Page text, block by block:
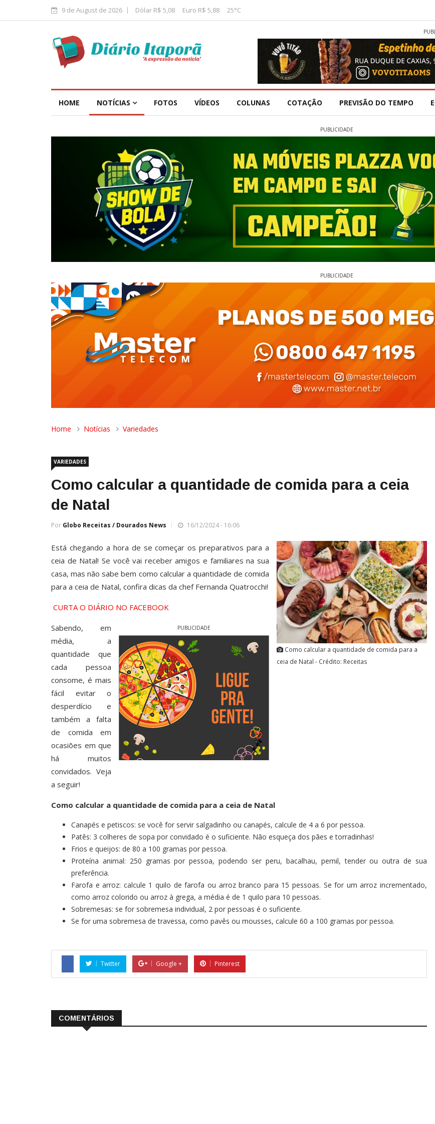
9 de August de 2026 Dólar R$ 5,08 Euro R$ 5,88 25°C
HOME NOTÍCIAS FOTOS VÍDEOS COLUNAS COTAÇÃO PREVISÃO DO TEMPO
PUBLICIDADE
PUBLICIDADE
Home Notícias Variedades
VARIEDADES
Como calcular a quantidade de comida para a ceia
de Natal
Por Globo Receitas / Dourados News 16/12/2024 - 16:06
Como calcular a quantidade de comida para a
ceia de Natal - Crédito: Receitas
Está chegando a hora de se começar os preparativos para a
ceia de Natal! Se você vai receber amigos e familiares na sua
casa, mas não sabe bem como calcular a quantidade de comida
para a ceia de Natal, confira dicas da chef Fernanda Quatrocchi!
CURTA O DIÁRIO NO FACEBOOK
PUBLICIDADE
Sabendo, em
média, a
quantidade que
cada pessoa
consome, é mais
fácil evitar o
desperdício e
também a falta
de comida em
ocasiões em que
há muitos
convidados. Veja
a seguir!
Como calcular a quantidade de comida para a ceia de Natal
Canapés e petiscos: se você for servir salgadinho ou canapés, calcule de 4 a 6 por pessoa.
Patês: 3 colheres de sopa por convidado é o suficiente. Não esqueça dos pães e torradinhas!
Frios e queijos: de 80 a 100 gramas por pessoa.
Proteína animal: 250 gramas por pessoa, podendo ser peru, bacalhau, pernil, tender ou outra de sua
preferência.
Farofa e arroz: calcule 1 quilo de farofa ou arroz branco para 15 pessoas. Se for um arroz incrementado,
como arroz colorido ou arroz à grega, a média é de 1 quilo para 10 pessoas.
Sobremesas: se for sobremesa individual, 2 por pessoas é o suficiente.
Se for uma sobremesa de travessa, como pavês ou mousses, calcule 60 a 100 gramas por pessoa.
Twitter Google + Pinterest
COMENTÁRIOS